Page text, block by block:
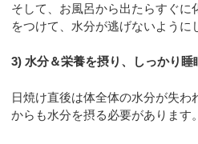
そして、お風呂から出たらすぐに
をつけて、水分が逃げないように
3) 水分＆栄養を摂り、しっかり睡
日焼け直後は体全体の水分が失わ
からも水分を摂る必要があります。